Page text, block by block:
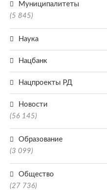
Муниципалитеты
(5 845)
Наука
Нацбанк
Нацпроекты РД
Новости
(56 145)
Образование
(3 099)
Общество
(27 736)